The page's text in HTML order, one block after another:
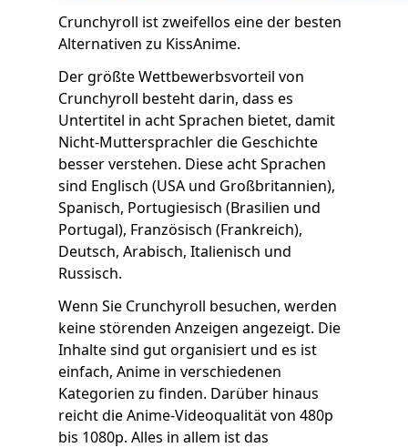
Crunchyroll ist zweifellos eine der besten
Alternativen zu KissAnime.
Der größte Wettbewerbsvorteil von
Crunchyroll besteht darin, dass es
Untertitel in acht Sprachen bietet, damit
Nicht-Muttersprachler die Geschichte
besser verstehen. Diese acht Sprachen
sind Englisch (USA und Großbritannien),
Spanisch, Portugiesisch (Brasilien und
Portugal), Französisch (Frankreich),
Deutsch, Arabisch, Italienisch und
Russisch.
Wenn Sie Crunchyroll besuchen, werden
keine störenden Anzeigen angezeigt. Die
Inhalte sind gut organisiert und es ist
einfach, Anime in verschiedenen
Kategorien zu finden. Darüber hinaus
reicht die Anime-Videoqualität von 480p
bis 1080p. Alles in allem ist das